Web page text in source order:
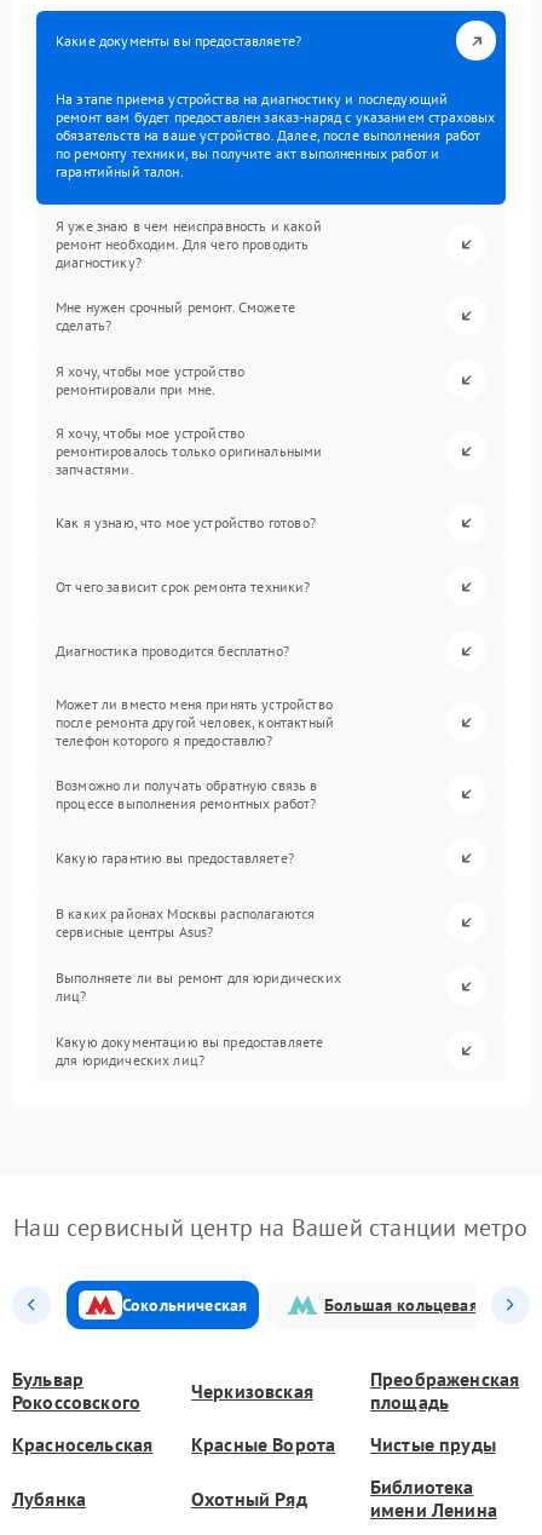
Какие документы вы предоставляете?
На этапе приема устройства на диагностику и последующий
ремонт вам будет предоставлен заказ-наряд с указанием страховых
обязательств на ваше устройство. Далее, после выполнения работ
по ремонту техники, вы получите акт выполненных работ и
гарантийный талон.
Я уже знаю в чем неисправность и какой
ремонт необходим. Для чего проводить
диагностику?
Мне нужен срочный ремонт. Сможете
сделать?
Я хочу, чтобы мое устройство
ремонтировали при мне.
Я хочу, чтобы мое устройство
ремонтировалось только оригинальными
запчастями.
Как я узнаю, что мое устройство готово?
От чего зависит срок ремонта техники?
Диагностика проводится бесплатно?
Может ли вместо меня принять устройство
после ремонта другой человек, контактный
телефон которого я предоставлю?
Возможно ли получать обратную связь в
процессе выполнения ремонтных работ?
Какую гарантию вы предоставляете?
В каких районах Москвы располагаются
сервисные центры Asus?
Выполняете ли вы ремонт для юридических
лиц?
Какую документацию вы предоставляете
для юридических лиц?
Наш сервисный центр на Вашей станции метро
Сокольническая Большая кольцевая
Бульвар
Рокоссовского
Черкизовская
Преображенская
площадь
Красносельская
Красные Ворота Чистые пруды
Лубянка Охотный Ряд
Библиотека
имени Ленина